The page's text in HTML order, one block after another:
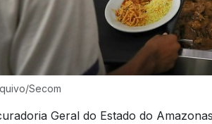
Secom
Geral do Estado do